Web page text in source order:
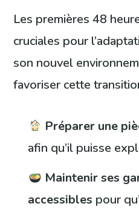
Les premières 48
cruciales pour
son nouvel
favoriser cette
Préparer une
afin qu’il puisse
Maintenir ses
accessibles pour